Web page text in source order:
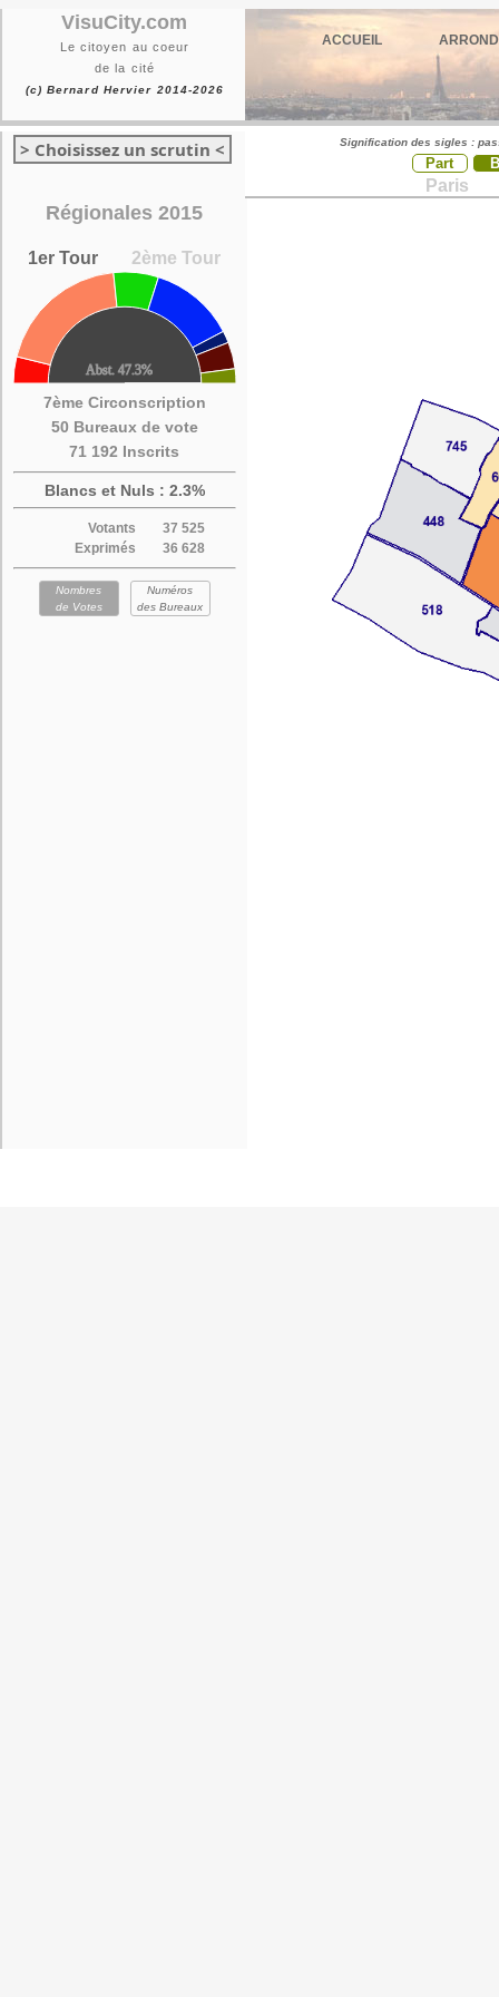
VisuCity.com
Le citoyen au coeur
de la cité
(c) Bernard Hervier 2014-2026
ACCUEIL
> Choisissez un scrutin <
Régionales 2015
1er Tour 2ème Tour
7ème Circonscription
50 Bureaux de vote
71 192 Inscrits
Blancs et Nuls : 2.3%
Votants
37 525
Exprimés
36 628
Nombres
de Votes
Numéros
des Bureaux
Signification des sigles :
Part
Paris